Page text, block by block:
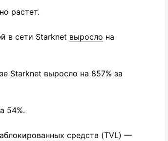
растет.
в сети Starknet выросло на
Starknet выросло на 857% за
54%.
средств (TVL) —